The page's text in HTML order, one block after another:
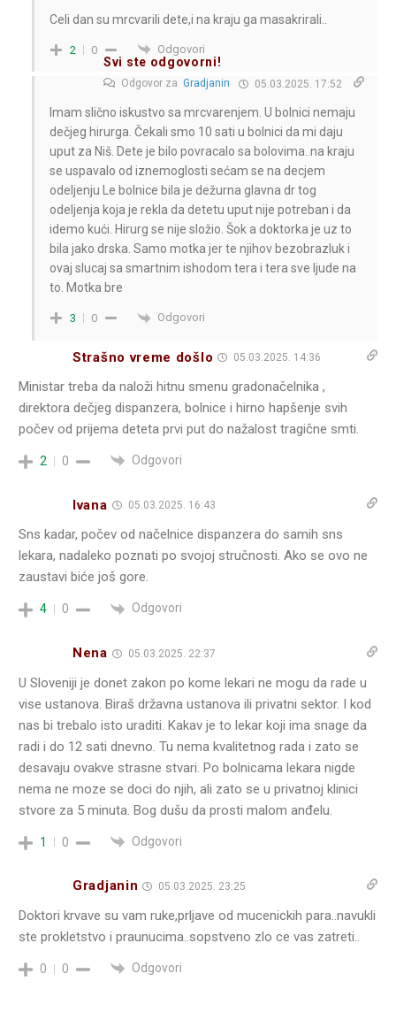
Celi dan su mrcvarili dete,i na kraju ga masakrirali..
2 0 Odgovori
Svi ste odgovorni!
Odgovor za Gradjanin 05.03.2025. 17:52
Imam slično iskustvo sa mrcvarenjem. U bolnici nemaju
dečjeg hirurga. Čekali smo 10 sati u bolnici da mi daju
uput za Niš. Dete je bilo povracalo sa bolovima..na kraju
se uspavalo od iznemoglosti sećam se na decjem
odeljenju Le bolnice bila je dežurna glavna dr tog
odeljenja koja je rekla da detetu uput nije potreban i da
idemo kući. Hirurg se nije složio. Šok a doktorka je uz to
bila jako drska. Samo motka jer te njihov bezobrazluk i
ovaj slucaj sa smartnim ishodom tera i tera sve ljude na
to. Motka bre
3 0 Odgovori
Strašno vreme došlo 05.03.2025. 14:36
Ministar treba da naloži hitnu smenu gradonačelnika ,
direktora dečjeg dispanzera, bolnice i hirno hapšenje svih
počev od prijema deteta prvi put do nažalost tragične smti.
2 0 Odgovori
Ivana 05.03.2025. 16:43
Sns kadar, počev od načelnice dispanzera do samih sns
lekara, nadaleko poznati po svojoj stručnosti. Ako se ovo ne
zaustavi biće još gore.
4 0 Odgovori
Nena 05.03.2025. 22:37
U Sloveniji je donet zakon po kome lekari ne mogu da rade u
vise ustanova. Biraš državna ustanova ili privatni sektor. I kod
nas bi trebalo isto uraditi. Kakav je to lekar koji ima snage da
radi i do 12 sati dnevno. Tu nema kvalitetnog rada i zato se
desavaju ovakve strasne stvari. Po bolnicama lekara nigde
nema ne moze se doci do njih, ali zato se u privatnoj klinici
stvore za 5 minuta. Bog dušu da prosti malom anđelu.
1 0 Odgovori
Gradjanin 05.03.2025. 23:25
Doktori krvave su vam ruke,prljave od mucenickih para..navukli
ste prokletstvo i praunucima..sopstveno zlo ce vas zatreti..
0 0 Odgovori